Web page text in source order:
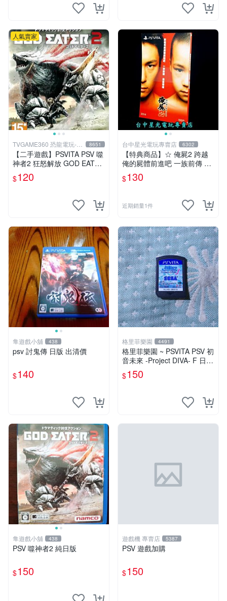
人氣賣家
TVGAME360 恐龍電玩-台
中店
8651
【二手遊戲】PSVITA PSV 噬
神者2 狂怒解放 GOD EATER
2 RAGE BURST 日文版 台中
恐龍電玩
$120
台中星光電玩專賣店 6302
【特典商品】☆ 俺屍2 跨越
俺的屍體前進吧 一族前傳 漫
畫特輯 ☆全新品【不含遊戲
軟體】台中星光電玩
$130
近期銷量1件
隼遊戲小舖 438
psv 討鬼傳 日版 出清價
$140
格里菲樂園 4491
格里菲樂園 ~ PSVITA PSV 初
音未來 -Project DIVA- F 日版
裸卡
$150
隼遊戲小舖 438
PSV 噬神者2 純日版
$150
遊戲機 專賣店 5387
PSV 遊戲加購
$150